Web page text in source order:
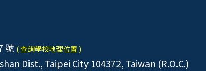
號 ( 查詢學校地理位置 )
Dist., Taipei City 104372, Taiwan (R.O.C.)